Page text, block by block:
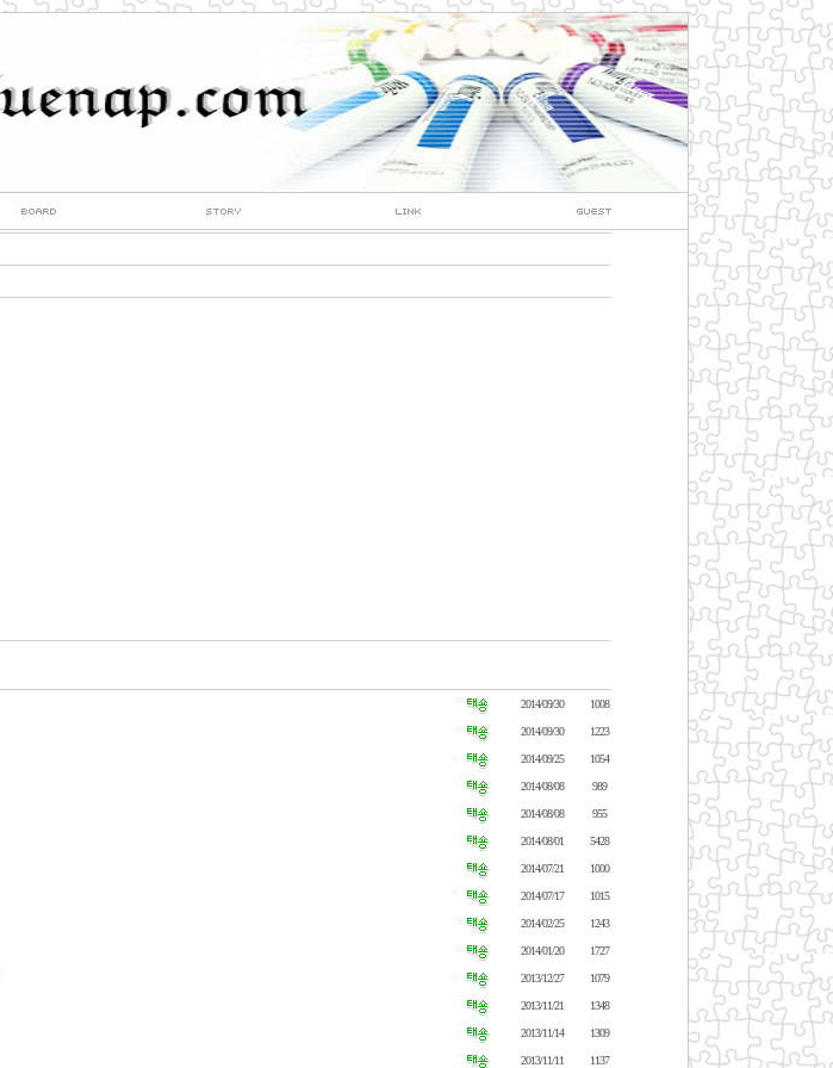
2014/09/30 1008
2014/09/30 1223
2014/09/25 1054
2014/08/08 989
2014/08/08 955
2014/08/01 5428
2014/07/21 1000
2014/07/17 1015
2014/02/25 1243
2014/01/20 1727
2013/12/27 1079
2013/11/21 1348
2013/11/14 1309
2013/11/11 1137